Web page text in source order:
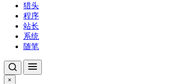
猎头
程序
站长
系统
随笔
×